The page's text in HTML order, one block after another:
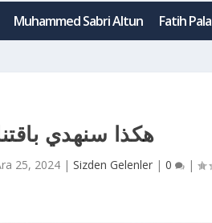
Muhammed Sabri Altun Fatih Pala
هكذا سنهدي
25, 2024| Sizden Gelenler| 0 |